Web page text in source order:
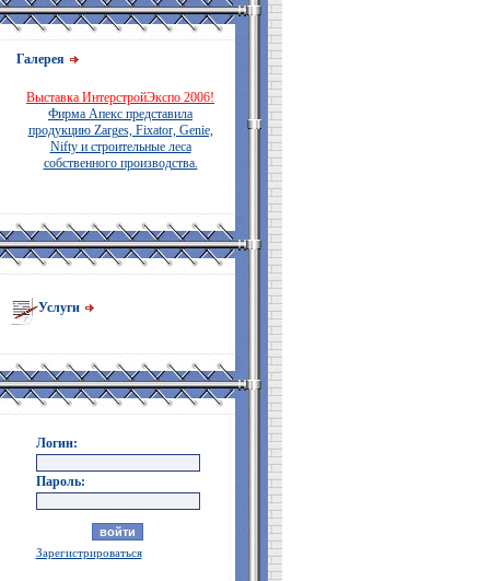
Галерея
Выставка ИнтерстройЭкспо 2006!
Фирма Апекс представила
продукцию Zarges, Fixator, Genie,
Nifty и строительные леса
собственного производства.
Услуги
Логин:
Пароль:
Зарегистрироваться